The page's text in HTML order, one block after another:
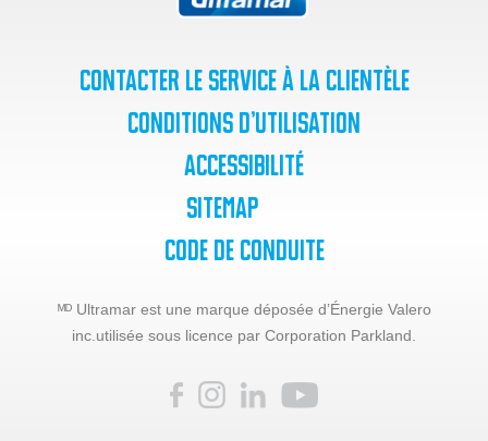
Contacter le service à la clientèle
Conditions d’utilisation
Accessibilité
SiteMap
Code de Conduite
ᴹᴰ Ultramar est une marque déposée d’Énergie Valero
inc. utilisée sous licence par Corporation Parkland.